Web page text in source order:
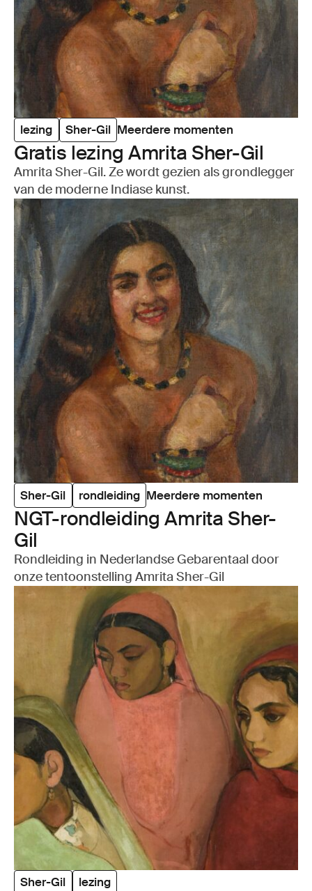
lezing Sher-Gil Meerdere momenten
Gra­tis lezing Amrita Sher-Gil
Amrita Sher-Gil. Ze wordt gezien als grondlegger
van de moderne Indiase kunst.
Sher-Gil rondleiding Meerdere momenten
NGT-rond­lei­ding Amrita Sher-
Gil
Rondleiding in Nederlandse Gebarentaal door
onze tentoonstelling Amrita Sher-Gil
Sher-Gil
lezing